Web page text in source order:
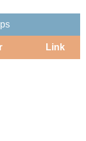
Link